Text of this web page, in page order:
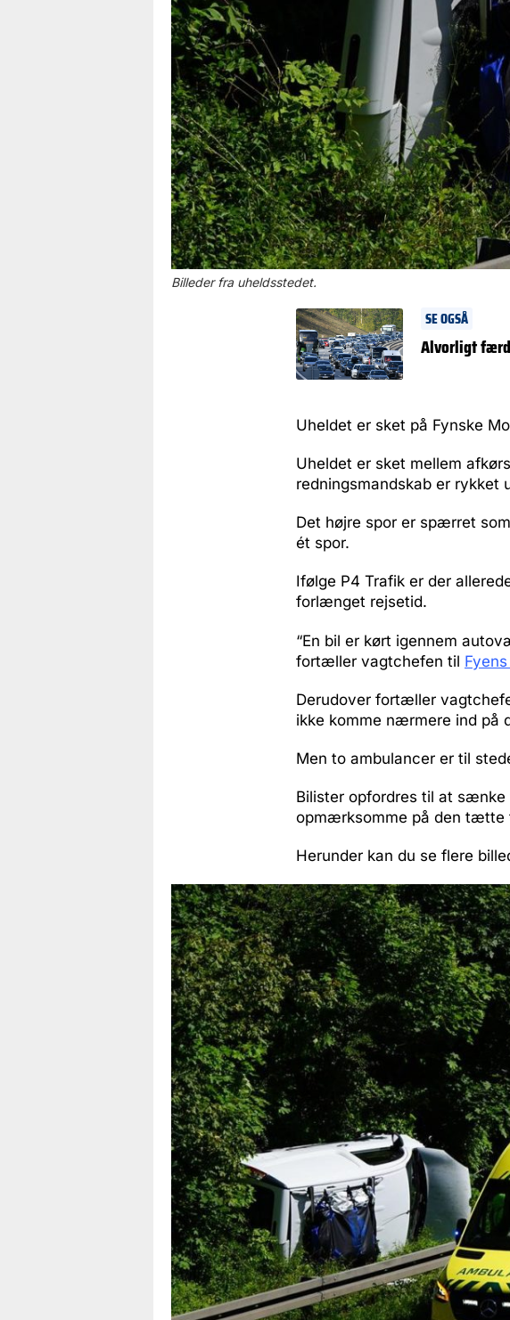
Billeder fra uheldsstedet.
SE OGSÅ
Alvorligt
Uheldet er sket på Fynske
Uheldet er sket mellem
redningsmandskab er rykket
Det højre spor er spærret
ét spor.
Ifølge P4 Trafik er der
forlænget rejsetid.
“En bil er kørt igennem
fortæller vagtchefen til
Derudover fortæller
ikke komme nærmere ind på
Men to ambulancer er til
Bilister opfordres til at
opmærksomme på den tætte
Herunder kan du se flere